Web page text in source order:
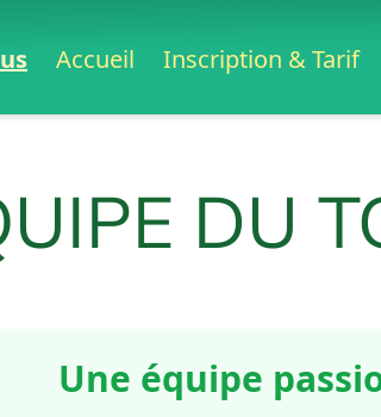
Accueil Inscription & Tarif
DU
Une équipe